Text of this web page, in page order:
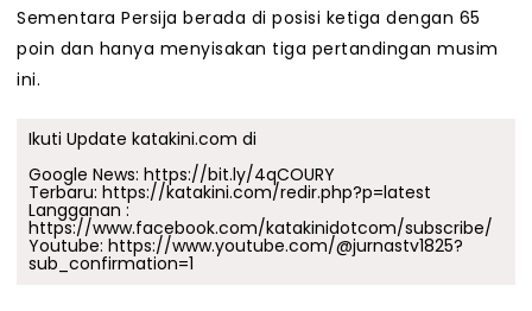
Sementara Persija berada di posisi ketiga dengan 65
poin dan hanya menyisakan tiga pertandingan musim
ini.
Ikuti Update katakini.com di
Google News: https://bit.ly/4qCOURY
Terbaru: https://katakini.com/redir.php?p=latest
Langganan :
https://www.facebook.com/katakinidotcom/subscribe/
Youtube: https://www.youtube.com/@jurnastv1825?
sub_confirmation=1